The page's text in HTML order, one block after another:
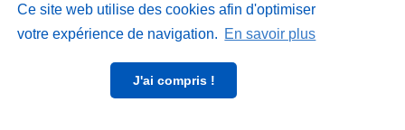
Ce site web utilise des cookies afin d'optimiser
votre expérience de navigation. En savoir plus
J'ai compris !